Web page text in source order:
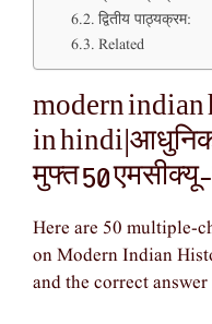
द्वितीय पाठ्यक्रम:
Related
modern indian
in hindi|आधुनिक
मुफ्त 50
Here are 50 multiple-
on Modern Indian
and the correct